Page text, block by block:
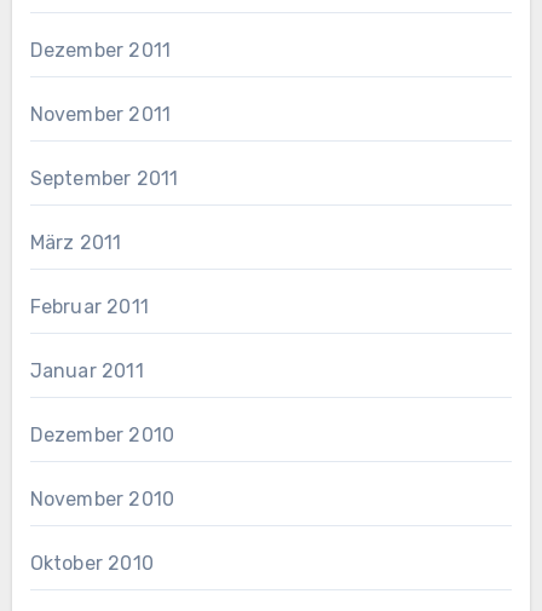
Dezember 2011
November 2011
September 2011
März 2011
Februar 2011
Januar 2011
Dezember 2010
November 2010
Oktober 2010